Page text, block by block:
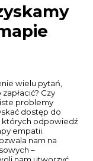
wielu pytań,
Czy
problemy
dostęp do
których odpowiedź
empatii.
nam na
–